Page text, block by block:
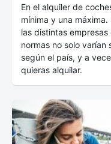
En el alquiler de
mínima y una
las distintas
normas no solo varían
según el país, y a
quieras alquilar.